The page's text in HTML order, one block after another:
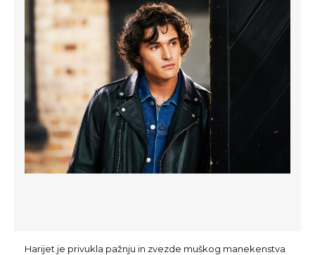
Harijet je privukla pažnju in zvezde muškog manekenstva